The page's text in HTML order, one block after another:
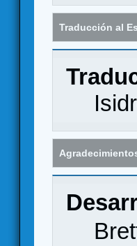
Traducción al